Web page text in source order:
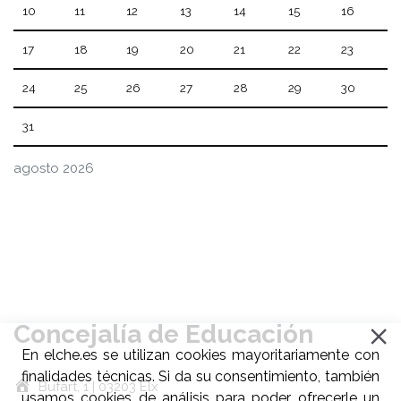
agosto 2026
10 11 12 13 14 15 16
17 18 19 20 21 22 23
24 25 26 27 28 29 30
31
Concejalía de Educación
Bufart, 1 | 03203 Elx
En elche.es se utilizan cookies mayoritariamente con
finalidades técnicas. Si da su consentimiento, también